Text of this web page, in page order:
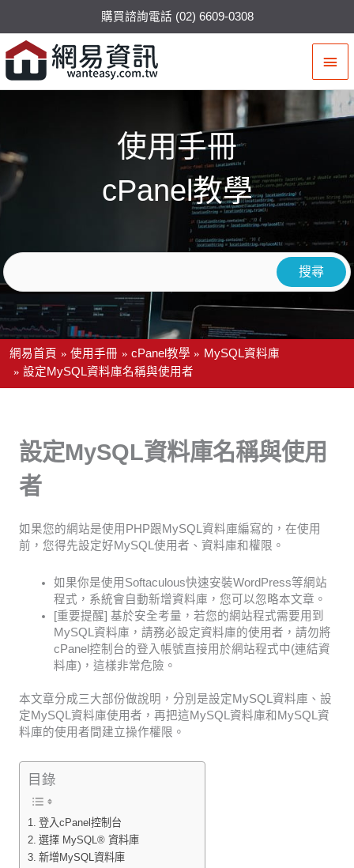
購買諮詢電話 (02) 6609-0308
主
要
選
使用手冊
cPanel教學
網易首頁 使用手冊 cPanel教學
MySQL資料庫
設定MySQL資料庫名稱與使用者
設定MySQL資料庫名稱與使用
者
如果您的網站是使用PHP跟MySQL資料庫編寫的，在使用
前，您得先設定好MySQL使用者、資料庫和權限。
如果你是使用Softaculous快速安裝WordPress等網站
程式，系統會自動新增資料庫，您可以忽略本文章。
[重要提醒] 基於安全考量，若您的網站程式需要用到
MySQL資料庫，請務必設定資料庫的使用者，請勿將
cPanel控制台的登入帳號直接用於網站程式中(連結資
料庫)，這樣非常危險。
本文章分成三大部份做說明，分別是設定MySQL資料庫、設
定MySQL資料庫使用者，再把這MySQL資料庫和MySQL資
料庫的使用者間建立操作權限。
目錄
登入cPanel控制台
選擇 MySQL® 資料庫
新增MySQL資料庫